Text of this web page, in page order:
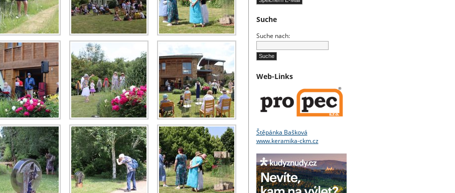
Suche
Suche nach:
Web-Links
Štěpánka Bašková
www.keramika-ckm.cz